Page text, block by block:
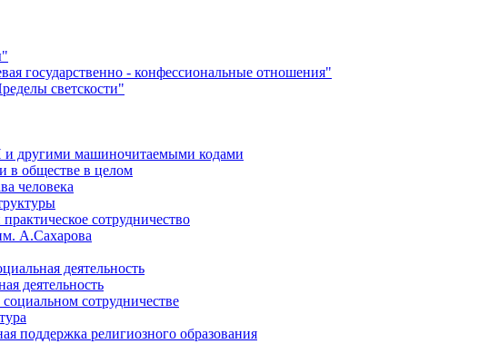
государственно - конфессиональные отношения"
светскости"
другими машиночитаемыми кодами
в обществе в целом
человека
сотрудничество
А.Сахарова
деятельность
деятельность
сотрудничестве
поддержка религиозного образования